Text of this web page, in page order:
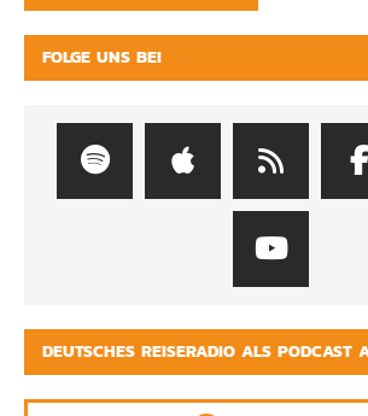
FOLGE UNS BEI
DEUTSCHES REISERADIO ALS PODCAST